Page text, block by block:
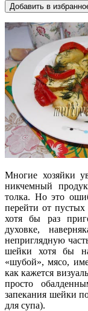
Добавить в
Многие хозяйки
никчемный
толка. Но это
перейти от
хотя бы раз
духовке,
неприглядную
шейки хотя бы
«шубой», мясо,
как кажется
просто
запекания шейки
для супа).